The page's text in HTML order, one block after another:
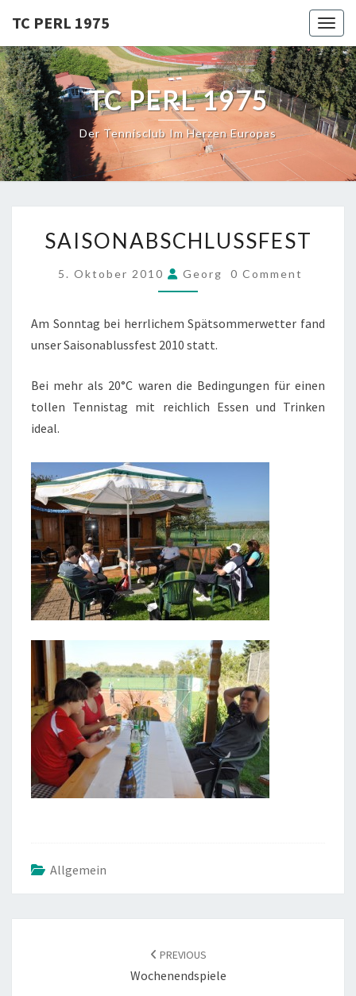
content
TC PERL 1975
TC PERL 1975
Der Tennisclub Im Herzen Europas
SAISONABSCHLUSSFEST
5. Oktober 2010 Georg COMMENTS
0 Comment
Am Sonntag bei herrlichem Spätsommerwetter fand
unser Saisonablussfest 2010 statt.
Bei mehr als 20°C waren die Bedingungen für einen
tollen Tennistag mit reichlich Essen und Trinken
ideal.
Allgemein
PREVIOUS
Wochenendspiele